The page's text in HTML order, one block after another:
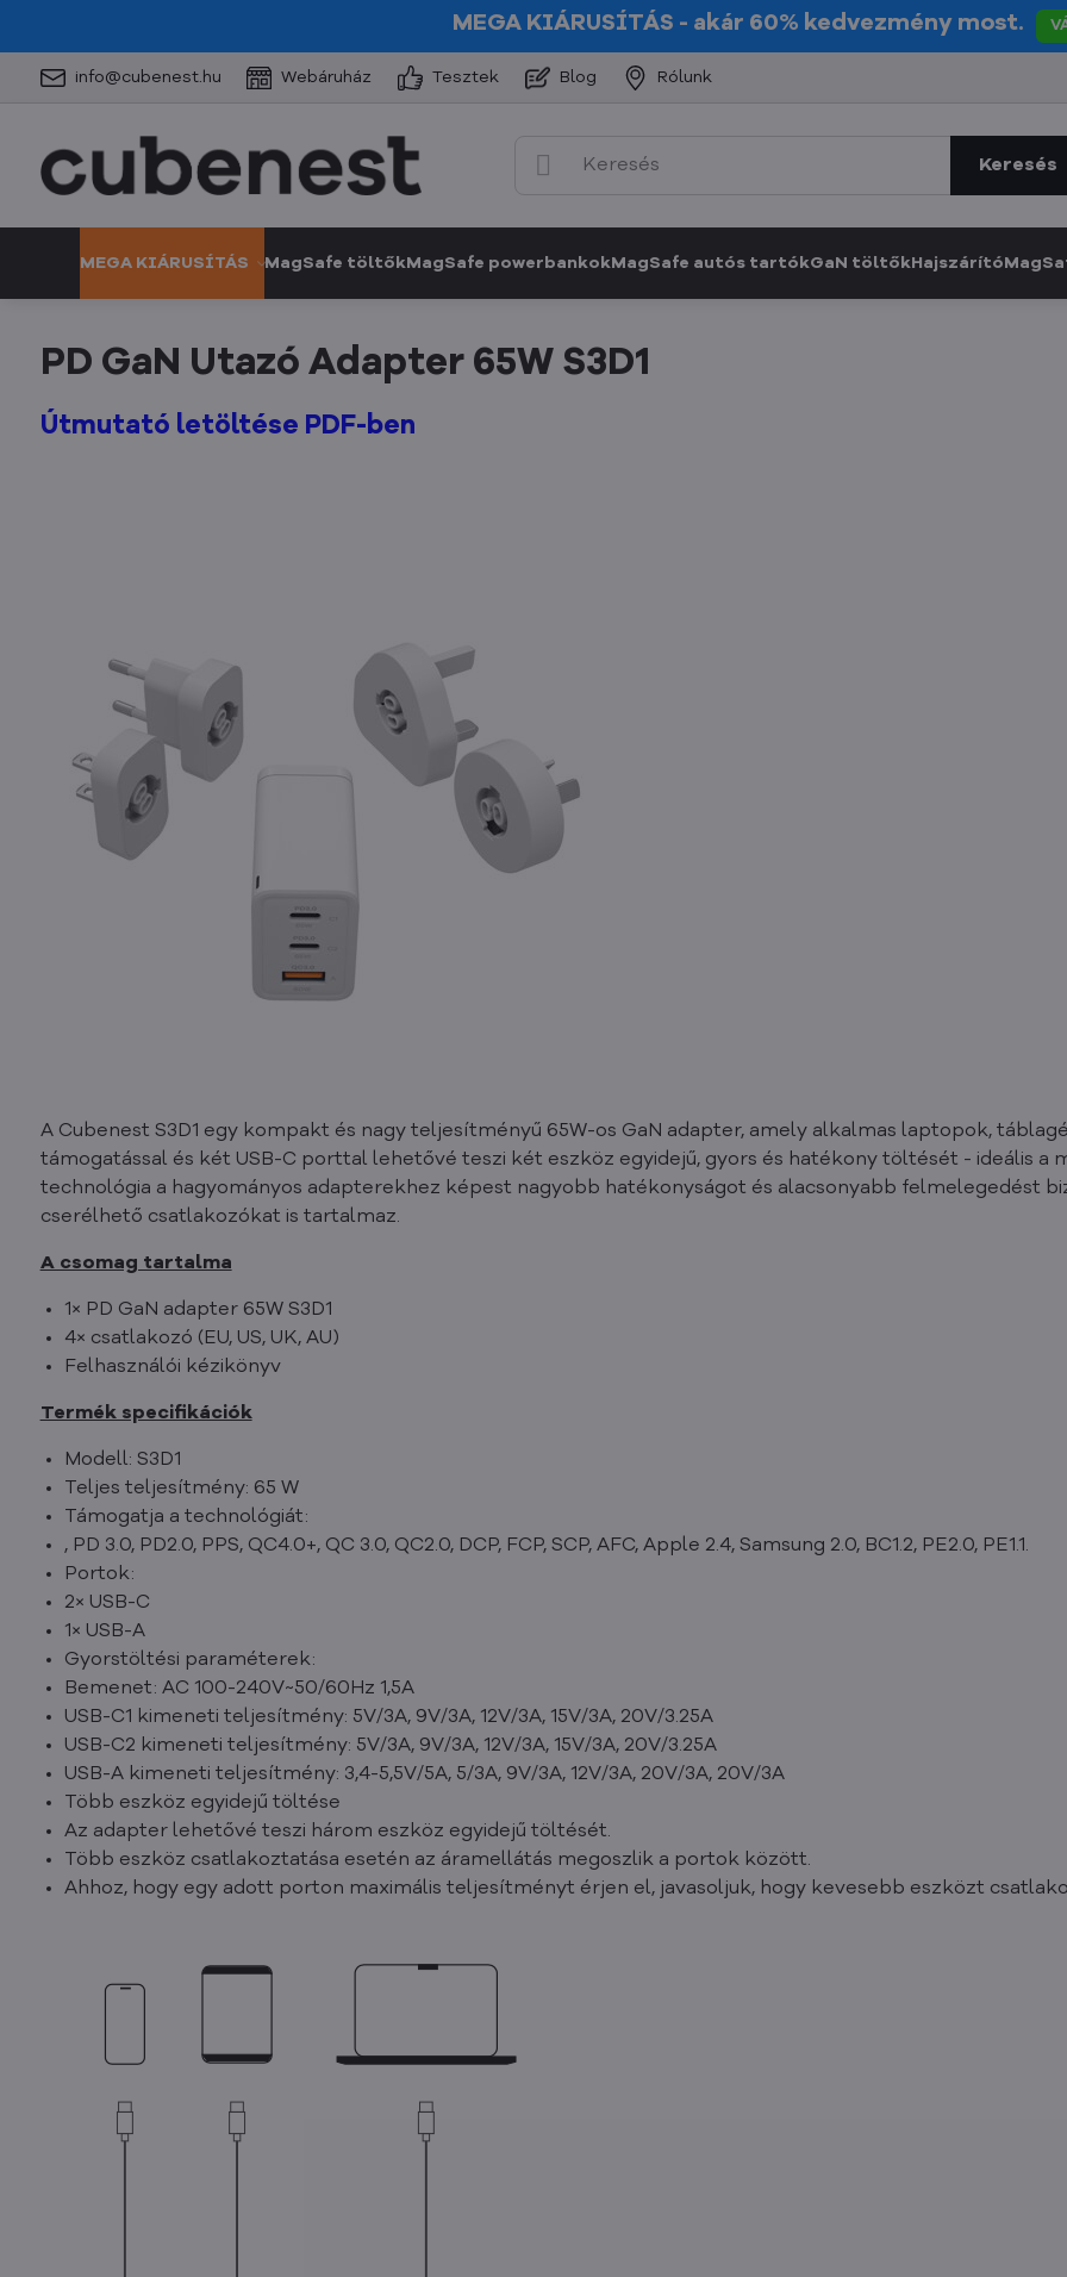
MEGA KIÁRUSÍTÁS - akár 60% kedvezmény most.
info@cubenest.hu Webáruház Tesztek Blog Rólunk
Keresés
MEGA KIÁRUSÍTÁS MagSafe töltőkMagSafe powerbankokMagSafe autós tartókGaN töltőkHajszárító
PD GaN Utazó Adapter 65W S3D1
Útmutató letöltése PDF-ben
A Cubenest S3D1 egy kompakt és nagy teljesítményű 65W-os GaN adapter, amely alkalmas laptopok,
támogatással és két USB-C porttal lehetővé teszi két eszköz egyidejű, gyors és hatékony töltését - ideális a
technológia a hagyományos adapterekhez képest nagyobb hatékonyságot és alacsonyabb felmelegedést
cserélhető csatlakozókat is tartalmaz.
A csomag tartalma
1× PD GaN adapter 65W S3D1
4× csatlakozó (EU, US, UK, AU)
Felhasználói kézikönyv
Termék specifikációk
Modell: S3D1
Teljes teljesítmény: 65 W
Támogatja a technológiát:
, PD 3.0, PD2.0, PPS, QC4.0+, QC 3.0, QC2.0, DCP, FCP, SCP, AFC, Apple 2.4, Samsung 2.0, BC1.2, PE2.0, PE1.1.
Portok:
2× USB-C
1× USB-A
Gyorstöltési paraméterek:
Bemenet: AC 100-240V~50/60Hz 1,5A
USB-C1 kimeneti teljesítmény: 5V/3A, 9V/3A, 12V/3A, 15V/3A, 20V/3.25A
USB-C2 kimeneti teljesítmény: 5V/3A, 9V/3A, 12V/3A, 15V/3A, 20V/3.25A
USB-A kimeneti teljesítmény: 3,4-5,5V/5A, 5/3A, 9V/3A, 12V/3A, 20V/3A, 20V/3A
Több eszköz egyidejű töltése
Az adapter lehetővé teszi három eszköz egyidejű töltését.
Több eszköz csatlakoztatása esetén az áramellátás megoszlik a portok között.
Ahhoz, hogy egy adott porton maximális teljesítményt érjen el, javasoljuk, hogy kevesebb eszközt